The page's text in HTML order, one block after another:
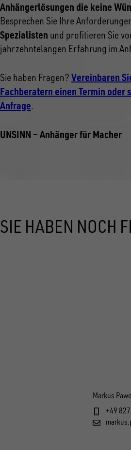
Anhängerlösungen die keine
Besprechen Sie Ihre
Spezialisten und profitieren Sie
jahrzehntelangen Erfahrung im
Sie haben Fragen? Vereinbaren
Fachberatern einen Termin oder
Anfrage.
UNSINN – Anhänger für Macher
SIE HABEN NOCH
Markus
+49